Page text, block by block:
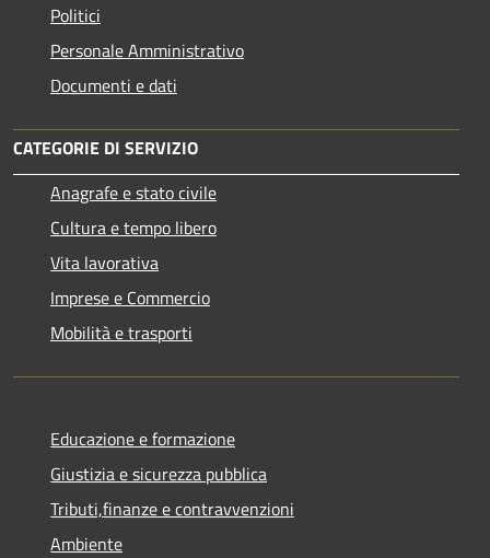
Politici
Personale Amministrativo
Documenti e dati
CATEGORIE DI SERVIZIO
Anagrafe e stato civile
Cultura e tempo libero
Vita lavorativa
Imprese e Commercio
Mobilità e trasporti
Educazione e formazione
Giustizia e sicurezza pubblica
Tributi,finanze e contravvenzioni
Ambiente